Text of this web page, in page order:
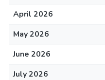
April 2026
May 2026
June 2026
July 2026